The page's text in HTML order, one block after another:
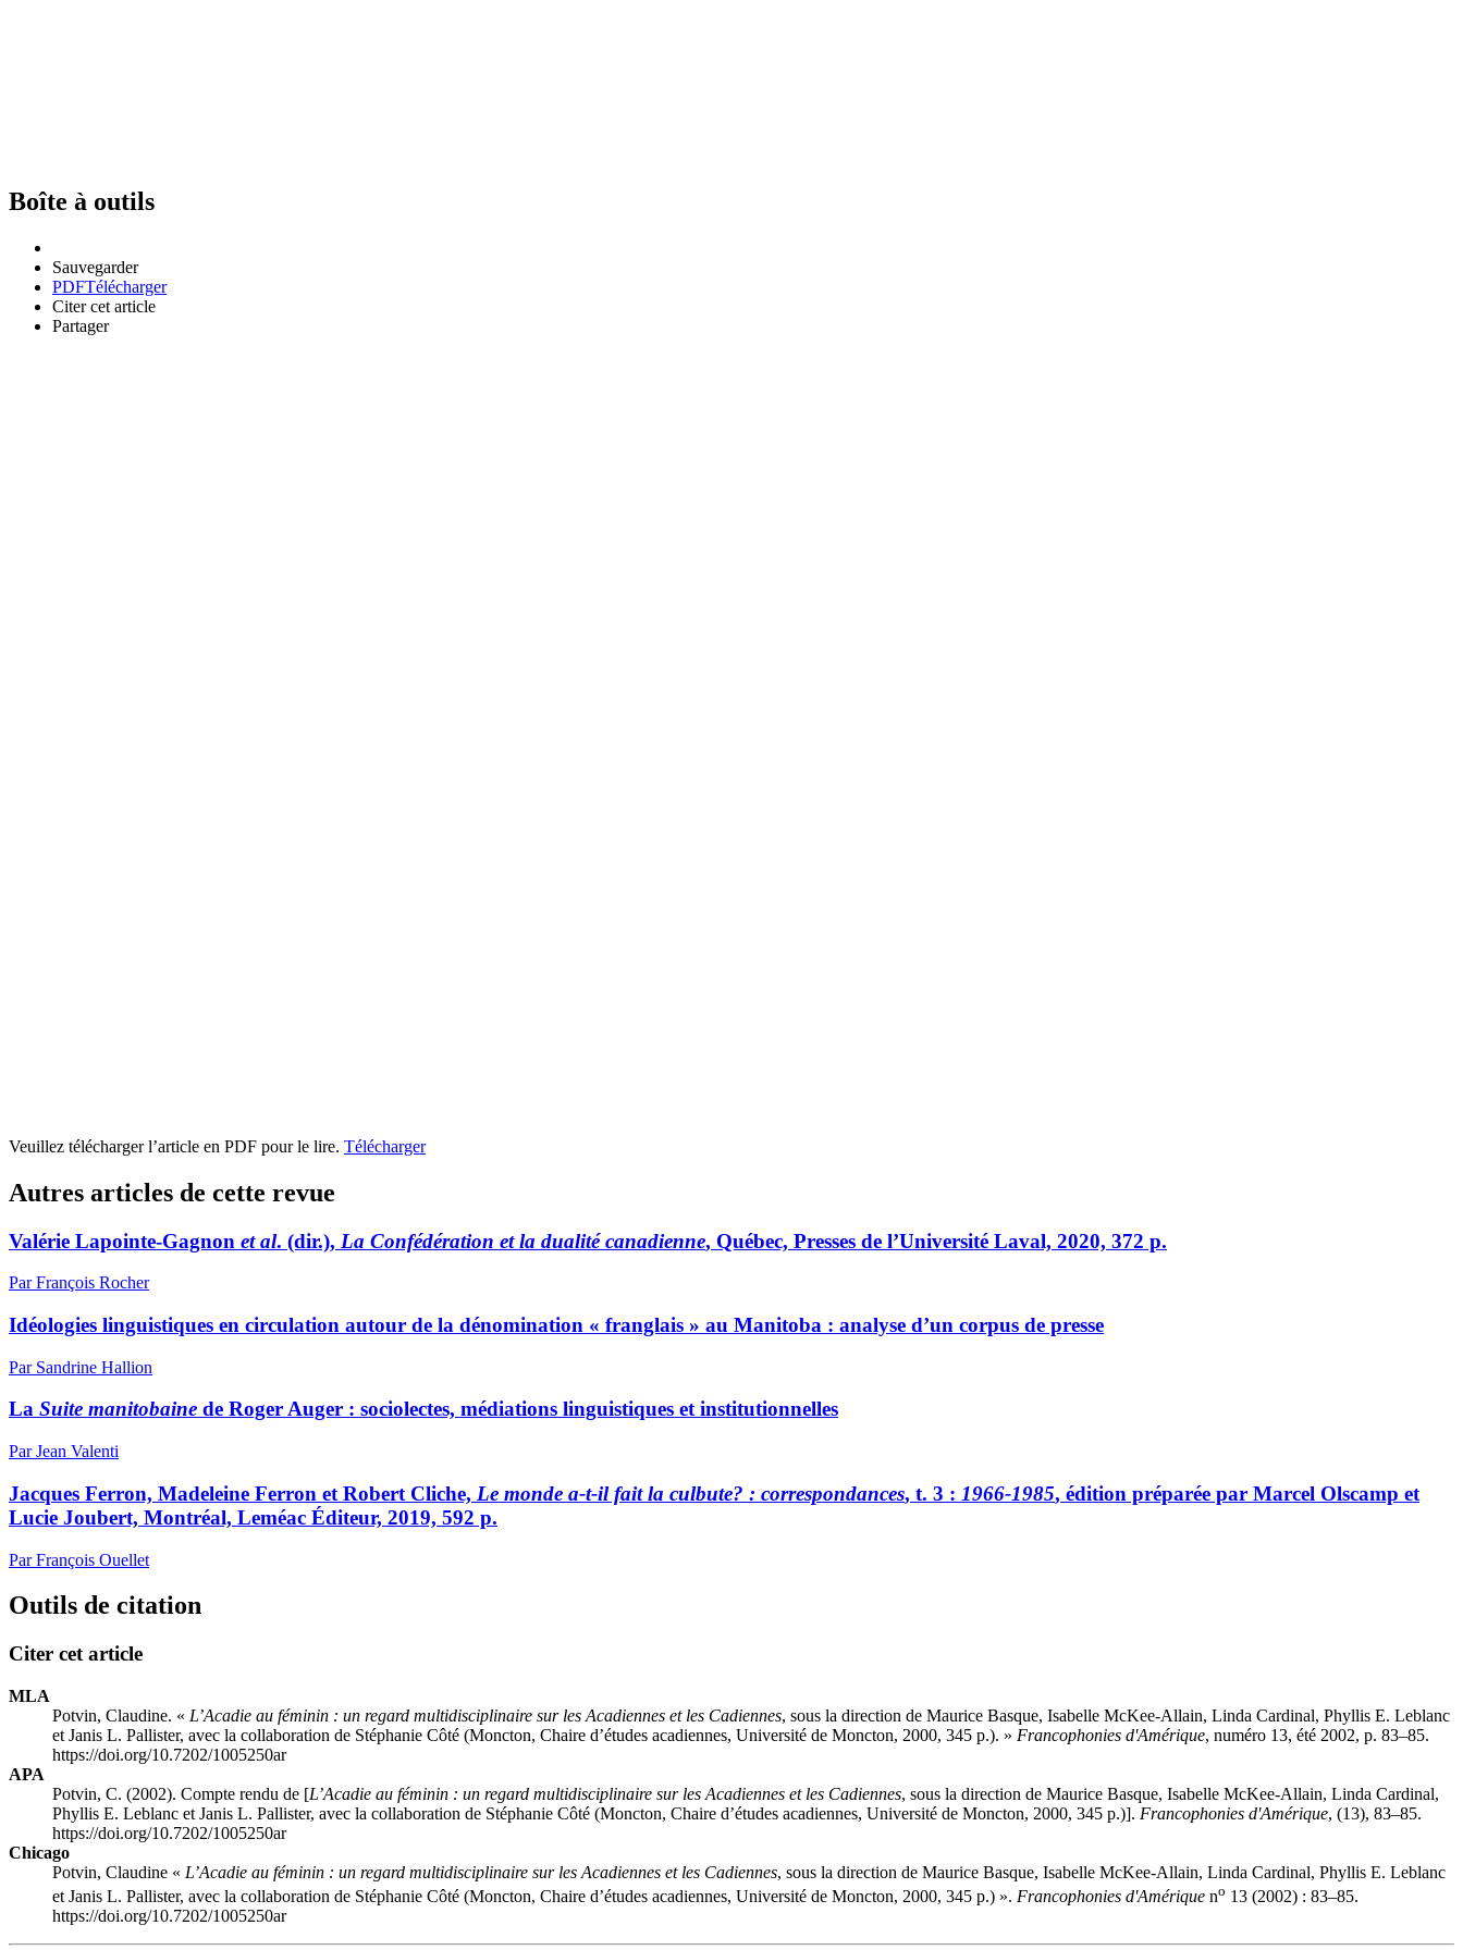
Boîte à outils
Sauvegarder
PDFTélécharger
Citer cet article
Partager
Veuillez télécharger l’article en PDF pour le lire. Télécharger
Autres articles de cette revue
Valérie Lapointe-Gagnon et al. (dir.), La Confédération et la dualité canadienne, Québec, Presses de l’Université Laval, 2020, 372 p.
Par François Rocher
Idéologies linguistiques en circulation autour de la dénomination « franglais » au Manitoba : analyse d’un corpus de presse
Par Sandrine Hallion
La Suite manitobaine de Roger Auger : sociolectes, médiations linguistiques et institutionnelles
Par Jean Valenti
Jacques Ferron, Madeleine Ferron et Robert Cliche, Le monde a-t-il fait la culbute? : correspondances, t. 3 : 1966-1985, édition préparée par Marcel Olscamp et
Lucie Joubert, Montréal, Leméac Éditeur, 2019, 592 p.
Par François Ouellet
Outils de citation
Citer cet article
MLA
Potvin, Claudine. « L’Acadie au féminin : un regard multidisciplinaire sur les Acadiennes et les Cadiennes, sous la direction de Maurice Basque, Isabelle McKee-Allain, Linda Cardinal, Phyllis E. Leblanc
et Janis L. Pallister, avec la collaboration de Stéphanie Côté (Moncton, Chaire d’études acadiennes, Université de Moncton, 2000, 345 p.). » Francophonies d'Amérique, numéro 13, été 2002, p. 83–85.
https://doi.org/10.7202/1005250ar
APA
Potvin, C. (2002). Compte rendu de [L’Acadie au féminin : un regard multidisciplinaire sur les Acadiennes et les Cadiennes, sous la direction de Maurice Basque, Isabelle McKee-Allain, Linda Cardinal,
Phyllis E. Leblanc et Janis L. Pallister, avec la collaboration de Stéphanie Côté (Moncton, Chaire d’études acadiennes, Université de Moncton, 2000, 345 p.)]. Francophonies d'Amérique, (13), 83–85.
https://doi.org/10.7202/1005250ar
Chicago
Potvin, Claudine « L’Acadie au féminin : un regard multidisciplinaire sur les Acadiennes et les Cadiennes, sous la direction de Maurice Basque, Isabelle McKee-Allain, Linda Cardinal, Phyllis E. Leblanc
et Janis L. Pallister, avec la collaboration de Stéphanie Côté (Moncton, Chaire d’études acadiennes, Université de Moncton, 2000, 345 p.) ». Francophonies d'Amérique no 13 (2002) : 83–85.
https://doi.org/10.7202/1005250ar